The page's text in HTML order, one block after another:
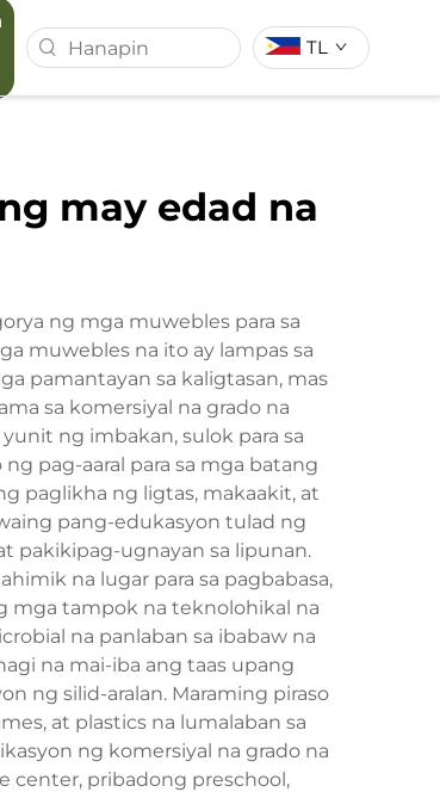
TL
may edad na
ng mga muwebles para sa
muwebles na ito ay lampas sa
pamantayan sa kaligtasan, mas
sa komersiyal na grado na
ng imbakan, sulok para sa
pag-aaral para sa mga batang
paglikha ng ligtas, makaakit, at
pang-edukasyon tulad ng
pakikipag-ugnayan sa lipunan.
na lugar para sa pagbabasa,
mga tampok na teknolohikal na
na panlaban sa ibabaw na
na mai-iba ang taas upang
ng silid-aralan. Maraming piraso
at plastics na lumalaban sa
ng komersiyal na grado na
center, pribadong preschool,